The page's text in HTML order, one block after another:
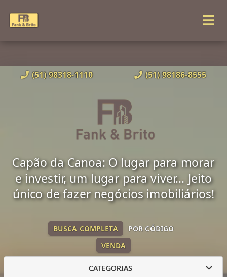
(51) 98318-1110 (51) 98186-8555
Capão da Canoa: O lugar para morar
e investir, um lugar para viver... Jeito
único de fazer negócios imobiliários!
VENDA
BUSCA COMPLETA POR CÓDIGO
CATEGORIAS